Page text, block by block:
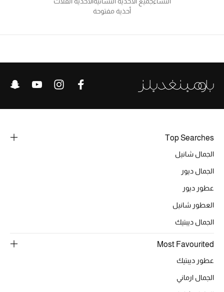
أحذية مفتوحة
Top Searches
الجمال شانيل
الجمال ديور
عطور ديور
العطور شانيل
الجمال ديبتيك
Most Favourited
عطور ديبتيك
الجمال ارماني